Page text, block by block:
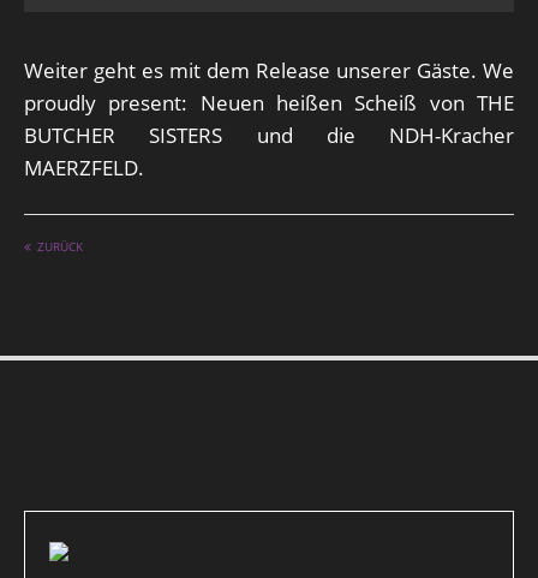
Weiter geht es mit dem Release unserer Gäste. We
proudly present: Neuen heißen Scheiß von THE
BUTCHER SISTERS und die NDH-Kracher
MAERZFELD.
ZURÜCK